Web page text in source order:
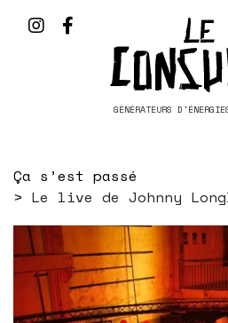
GÉNÉRATEURS
Ça s’est passé
Le live de Johnny